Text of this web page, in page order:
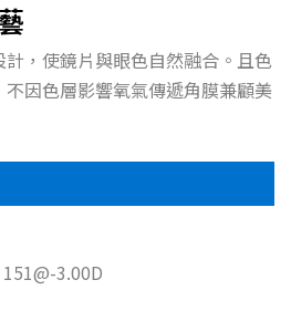
，使鏡片與眼色自然融合。且色
因色層影響氧氣傳遞角膜兼顧美
3.00D